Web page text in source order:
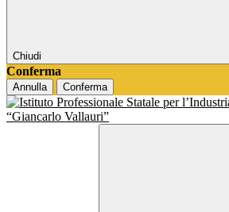
Chiudi
Conferma
Annulla Conferma